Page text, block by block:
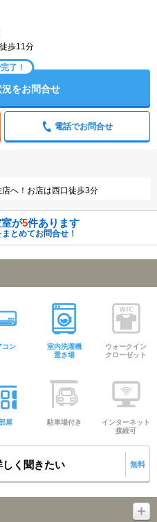
歩11分
了！
況をお問合せ
電話でお問合せ
へ！お店は西口徒歩3分
が5件あります
とめてお問合せ！
コン
室内洗濯機
置き場
ウォークイン
クローゼット
屋 駐車場付き
インターネット
接続可
く聞きたい 無料